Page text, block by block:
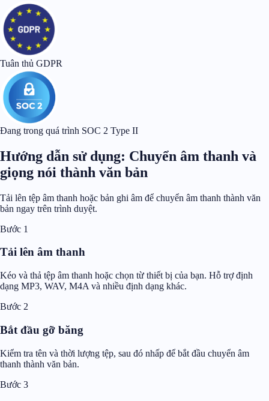
Tuân thủ GDPR
Đang trong quá trình SOC 2 Type II
Hướng dẫn sử dụng: Chuyển âm thanh và
giọng nói thành văn bản
Tải lên tệp âm thanh hoặc bản ghi âm để chuyển âm thanh thành văn
bản ngay trên trình duyệt.
Bước 1
Tải lên âm thanh
Kéo và thả tệp âm thanh hoặc chọn từ thiết bị của bạn. Hỗ trợ định
dạng MP3, WAV, M4A và nhiều định dạng khác.
Bước 2
Bắt đầu gỡ băng
Kiểm tra tên và thời lượng tệp, sau đó nhấp để bắt đầu chuyển âm
thanh thành văn bản.
Bước 3